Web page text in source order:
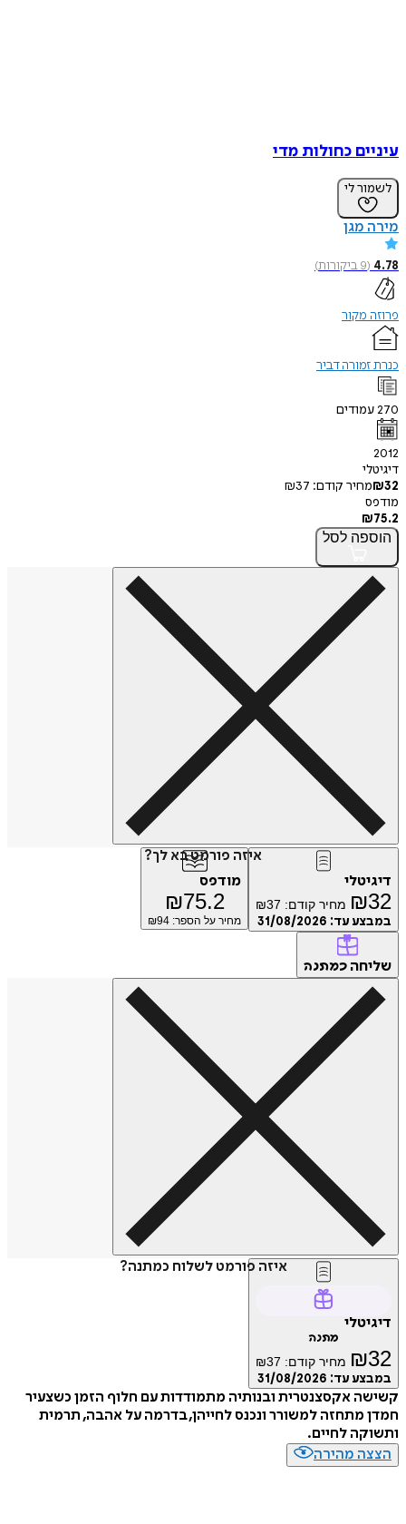
עיניים כחולות מדי
לשמור לי
מירה מגן
4.78
(
9ביקורות)
פרוזה מקור
כנרת זמורה דביר
270עמודים
2012
דיגיטלי
₪32 מחיר קודם: ₪37
מודפס
₪75.2
הוספה לסל
איזה פורמט בא לך?
דיגיטלי
₪32 מחיר קודם: ₪37
במבצע עד: 31/08/2026
מודפס
₪75.2
מחיר על הספר: ₪ 94
שליחה כמתנה
איזה פורמט לשלוח כמתנה?
דיגיטלי
מתנה
₪32 מחיר קודם: ₪37
במבצע עד: 31/08/2026
קשישה אקסצנטרית ובנותיה מתמודדות עם חלוף הזמן כשצעיר
חמדן מתחזה למשורר ונכנס לחייהן, בדרמה על אהבה, תרמית
ותשוקה לחיים.
הצצה מהירה